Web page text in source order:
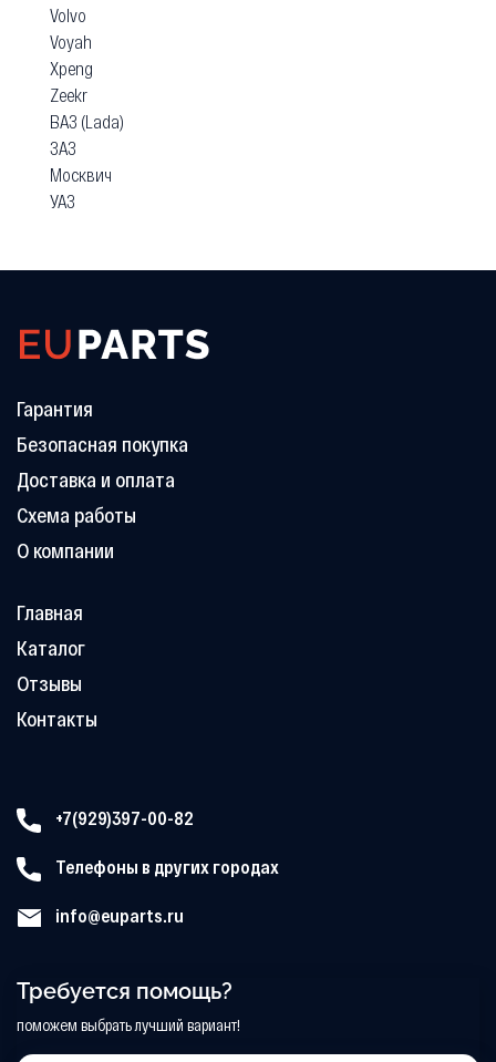
Volvo
Voyah
Xpeng
Zeekr
ВАЗ (Lada)
ЗАЗ
Москвич
УАЗ
Гарантия
Безопасная покупка
Доставка и оплата
Схема работы
О компании
Главная
Каталог
Отзывы
Контакты
+7(929)397-00-82
Телефоны в других городах
info@euparts.ru
Требуется помощь?
поможем выбрать лучший вариант!